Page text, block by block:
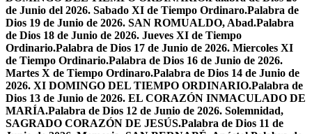
de Junio del 2026. Sabado XI de Tiempo Ordinaro.Palabra de
Dios 19 de Junio de 2026. SAN ROMUALDO, Abad.Palabra
de Dios 18 de Junio de 2026. Jueves XI de Tiempo
Ordinario.Palabra de Dios 17 de Junio de 2026. Miercoles XI
de Tiempo Ordinario.Palabra de Dios 16 de Junio de 2026.
Martes X de Tiempo Ordinaro.Palabra de Dios 14 de Junio de
2026. XI DOMINGO DEL TIEMPO ORDINARIO.Palabra de
Dios 13 de Junio de 2026. EL CORAZÓN INMACULADO DE
MARÍA.Palabra de Dios 12 de Junio de 2026. Solemnidad,
SAGRADO CORAZÓN DE JESÚS.Palabra de Dios 11 de